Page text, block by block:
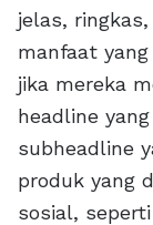
jelas,
manfaat
jika mereka
headline
subheadline
produk yang
sosial,